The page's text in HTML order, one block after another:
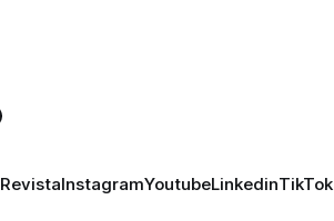
RevistaInstagramYoutubeLinkedinTikTok